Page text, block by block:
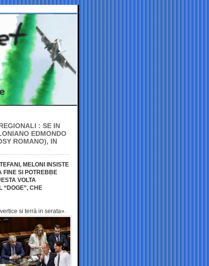
: SE IN
EDMONDO
ROMANO), IN
MELONI INSISTE
FINE SI POTREBBE
VOLTA
“DOGE”, CHE
si terrà in serata».